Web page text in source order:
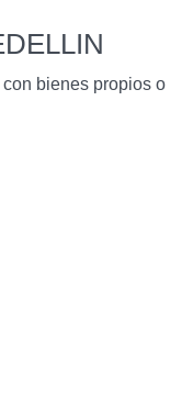
bienes propios o